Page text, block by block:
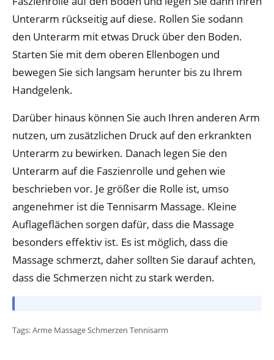
Unterarm rückseitig auf diese. Rollen Sie sodann
den Unterarm mit etwas Druck über den Boden.
Starten Sie mit dem oberen Ellenbogen und
bewegen Sie sich langsam herunter bis zu Ihrem
Handgelenk.
Darüber hinaus können Sie auch Ihren anderen Arm
nutzen, um zusätzlichen Druck auf den erkrankten
Unterarm zu bewirken. Danach legen Sie den
Unterarm auf die Faszienrolle und gehen wie
beschrieben vor. Je größer die Rolle ist, umso
angenehmer ist die Tennisarm Massage. Kleine
Auflageflächen sorgen dafür, dass die Massage
besonders effektiv ist. Es ist möglich, dass die
Massage schmerzt, daher sollten Sie darauf achten,
dass die Schmerzen nicht zu stark werden.
Tags:Arme MassageSchmerzen Tennisarm